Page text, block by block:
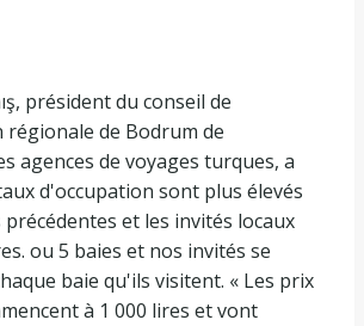
président du conseil de
de Bodrum de
agences de voyages turques, a
d'occupation sont plus élevés
précédentes et les invités locaux
ou 5 baies et nos invités se
baie qu'ils visitent. « Les prix
à 1 000 lires et vont